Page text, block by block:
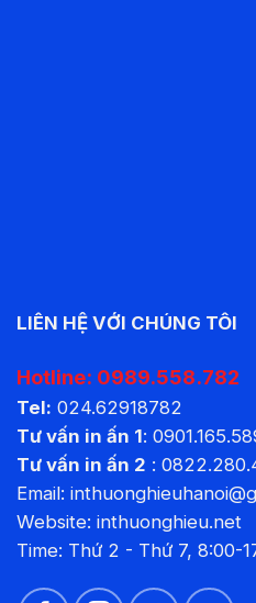
LIÊN HỆ VỚI CHÚNG TÔI
Hotline: 0989.558.782
Tel: 024.62918782
Tư vấn in ấn 1:
Tư vấn in ấn 2 :
Email:
Website: inthuonghieu.net
Time: Thứ 2 - Thứ 7, 8:00-